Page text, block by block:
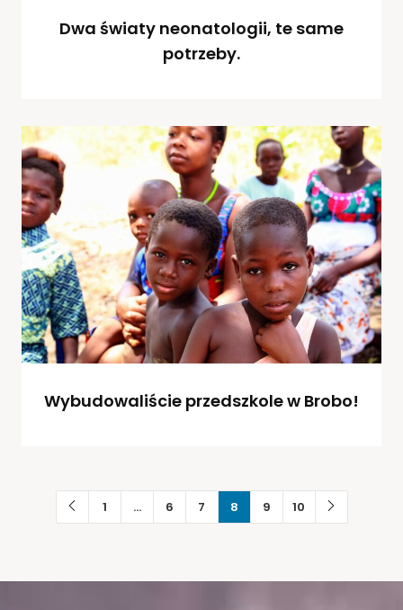
Dwa światy neonatologii, te same
potrzeby.
Wybudowaliście przedszkole w Brobo!
1 … 6 7 8 9 10